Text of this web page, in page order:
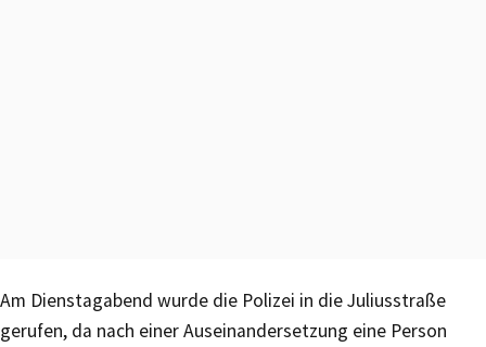
Am Dienstagabend wurde die Polizei in die Juliusstraße
gerufen, da nach einer Auseinandersetzung eine Person